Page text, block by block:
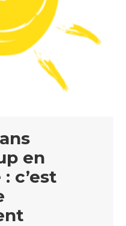
en
c’est